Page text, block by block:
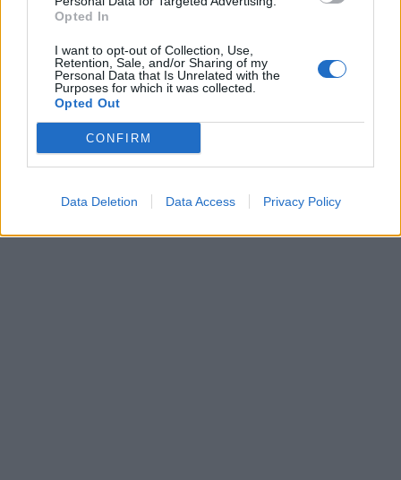
Opted In
I want to opt-out of Collection, Use,
Retention, Sale, and/or Sharing of my
Personal Data that Is Unrelated with the
Purposes for which it was collected.
Opted Out
CONFIRM
Data Deletion Data Access Privacy Policy